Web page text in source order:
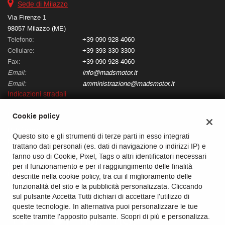
Sede di Milazzo
Via Firenze 1
98057 Milazzo (ME)
Telefono:
+39 090 928 4060
Cellulare:
+39 393 330 3300
Fax:
+39 090 928 4060
Email:
info@madsmotor.it
Email:
amministrazione@madsmotor.it
Indicazioni stradali
Mads Motor srls
Via della Regione, 9, Pace del Mela (ME)
C.F/P.IVA:03540260837
Registro delle imprese:ME
Cookie policy
Questo sito e gli strumenti di terze parti in esso integrati
trattano dati personali (es. dati di navigazione o indirizzi IP) e
fanno uso di Cookie, Pixel, Tags o altri identificatori necessari
per il funzionamento e per il raggiungimento delle finalità
descritte nella cookie policy, tra cui il miglioramento delle
funzionalità del sito e la pubblicità personalizzata. Cliccando
sul pulsante Accetta Tutti dichiari di accettare l'utilizzo di
queste tecnologie. In alternativa puoi personalizzare le tue
scelte tramite l'apposito pulsante. Scopri di più e personalizza.
Cookie delle preferenze
Cookie per il miglioramento dell'esperienza utente
Cookie di marketing
Leggi
la
cookie
policy